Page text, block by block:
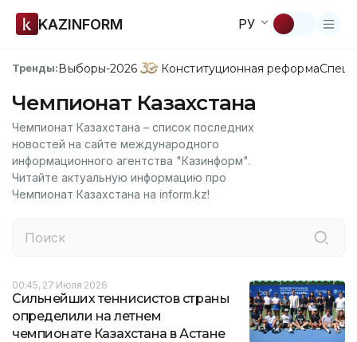
KAZINFORM РУ
Тренды:Выборы-2026 Конституционная реформа
Чемпионат Казахстана
Чемпионат Казахстана – список последних
новостей на сайте международного
информационного агентства "Казинформ".
Читайте актуальную информацию про
Чемпионат Казахстана на inform.kz!
00:45, 27 Июля 2026
Сильнейших теннисистов страны
определили на летнем
чемпионате Казахстана в Астане